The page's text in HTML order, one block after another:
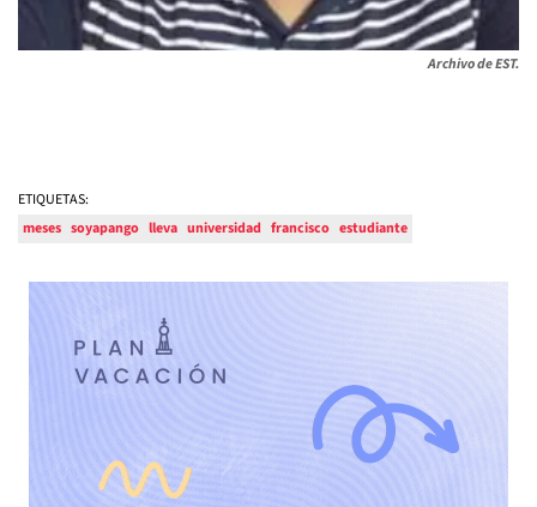
Archivo de EST.
ETIQUETAS:
meses soyapango lleva universidad francisco estudiante